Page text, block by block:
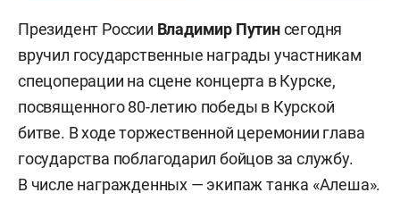
Президент России Владимир Путинсегодня
вручил государственные награды участникам
спецоперации на сцене концерта в Курске,
посвященного 80-летию победы в Курской
битве. В ходе торжественной церемонии глава
государства поблагодарил бойцов за службу.
В числе награжденных — экипаж танка «Алеша».